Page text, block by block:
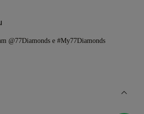
@77Diamonds e #My77Diamonds